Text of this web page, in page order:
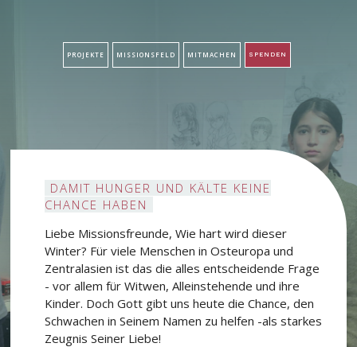
PROJEKTE MISSIONSFELD MITMACHEN SPENDEN
DAMIT HUNGER UND KÄLTE KEINE
CHANCE HABEN
Liebe Missionsfreunde, Wie hart wird dieser
Winter? Für viele Menschen in Osteuropa und
Zentralasien ist das die alles entscheidende Frage
- vor allem für Witwen, Alleinstehende und ihre
Kinder. Doch Gott gibt uns heute die Chance, den
Schwachen in Seinem Namen zu helfen -als starkes
Zeugnis Seiner Liebe!